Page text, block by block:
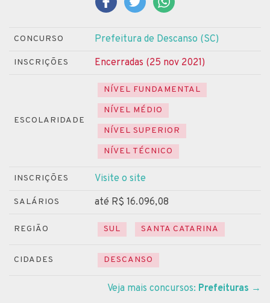
CONCURSO Prefeitura de Descanso (SC)
INSCRIÇÕES Encerradas (25 nov 2021)
ESCOLARIDADE
NÍVEL FUNDAMENTAL
NÍVEL MÉDIO
NÍVEL SUPERIOR
NÍVEL TÉCNICO
INSCRIÇÕES Visite o site
SALÁRIOS até R$ 16.096,08
REGIÃO SUL SANTA CATARINA
CIDADES DESCANSO
Veja mais concursos: Prefeituras →